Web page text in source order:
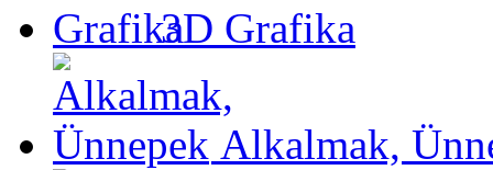
3D Grafika
Alkalmak,